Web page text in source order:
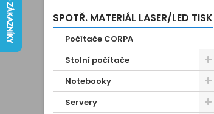
SPOTŘ. MATERIÁL LASER/LED TISK
Počítače CORPA
Stolní počítače
Notebooky
Servery